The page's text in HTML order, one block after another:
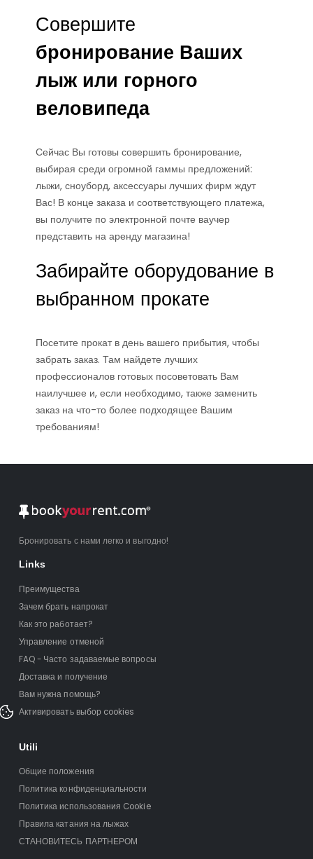
Совершите
бронирование Ваших
лыж или горного
веловипеда
Сейчас Вы готовы совершить бронирование,
выбирая среди огромной гаммы предложений:
лыжи, сноуборд, аксессуары лучших фирм ждут
Вас! В конце заказа и соответствующего платежа,
вы получите по электронной почте ваучер
представить на аренду магазина!
Забирайте оборудование в
выбранном прокате
Посетите прокат в день вашего прибытия, чтобы
забрать заказ. Там найдете лучших
профессионалов готовых посоветовать Вам
наилучшее и, если необходимо, также заменить
заказ на что-то более подходящее Вашим
требованиям!
Бронировать с нами легко и выгодно!
Links
Преимущества
Зачем брать напрокат
Как это работает?
Управление отменой
FAQ - Часто задаваемые вопросы
Доставка и получение
Вам нужна помощь?
Активировать выбор cookies
Utili
Общие положения
Политика конфиденциальности
Политика использования Cookie
Правила катания на лыжах
СТАНОВИТЕСЬ ПАРТНЕРОМ